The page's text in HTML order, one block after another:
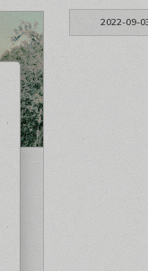
2022-09-